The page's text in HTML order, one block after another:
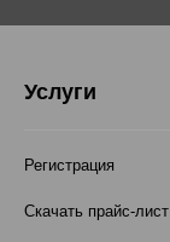
Услуги
Регистрация
Скачать прайс-лист